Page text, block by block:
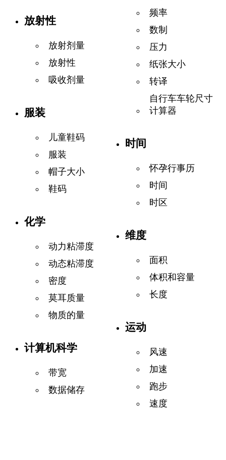
放射性
放射剂量
放射性
吸收剂量
服装
儿童鞋码
服装
帽子大小
鞋码
化学
动力粘滞度
动态粘滞度
密度
莫耳质量
物质的量
计算机科学
带宽
数据储存
频率
数制
压力
纸张大小
转译
自行车车轮尺寸
计算器
时间
怀孕行事历
时间
时区
维度
面积
体积和容量
长度
运动
风速
加速
跑步
速度